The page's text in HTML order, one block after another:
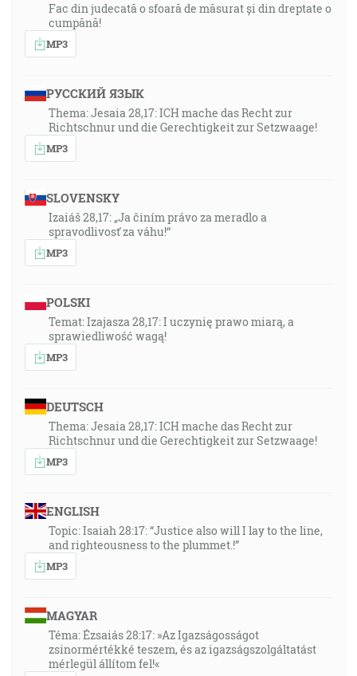
Fac din judecată o sfoară de măsurat și din dreptate o
cumpănă!
MP3
РУССКИЙ ЯЗЫК
Thema: Jesaia 28,17: ICH mache das Recht zur
Richtschnur und die Gerechtigkeit zur Setzwaage!
MP3
SLOVENSKY
Izaiáš 28,17: „Ja činím právo za meradlo a
spravodlivosť za váhu!“
MP3
POLSKI
Temat: Izajasza 28,17: I uczynię prawo miarą, a
sprawiedliwość wagą!
MP3
DEUTSCH
Thema: Jesaia 28,17: ICH mache das Recht zur
Richtschnur und die Gerechtigkeit zur Setzwaage!
MP3
ENGLISH
Topic: Isaiah 28:17: “Justice also will I lay to the line,
and righteousness to the plummet.!”
MP3
MAGYAR
Téma: Ézsaiás 28:17: »Az Igazságosságot
zsinormértékké teszem, és az igazságszolgáltatást
mérlegül állítom fel!«